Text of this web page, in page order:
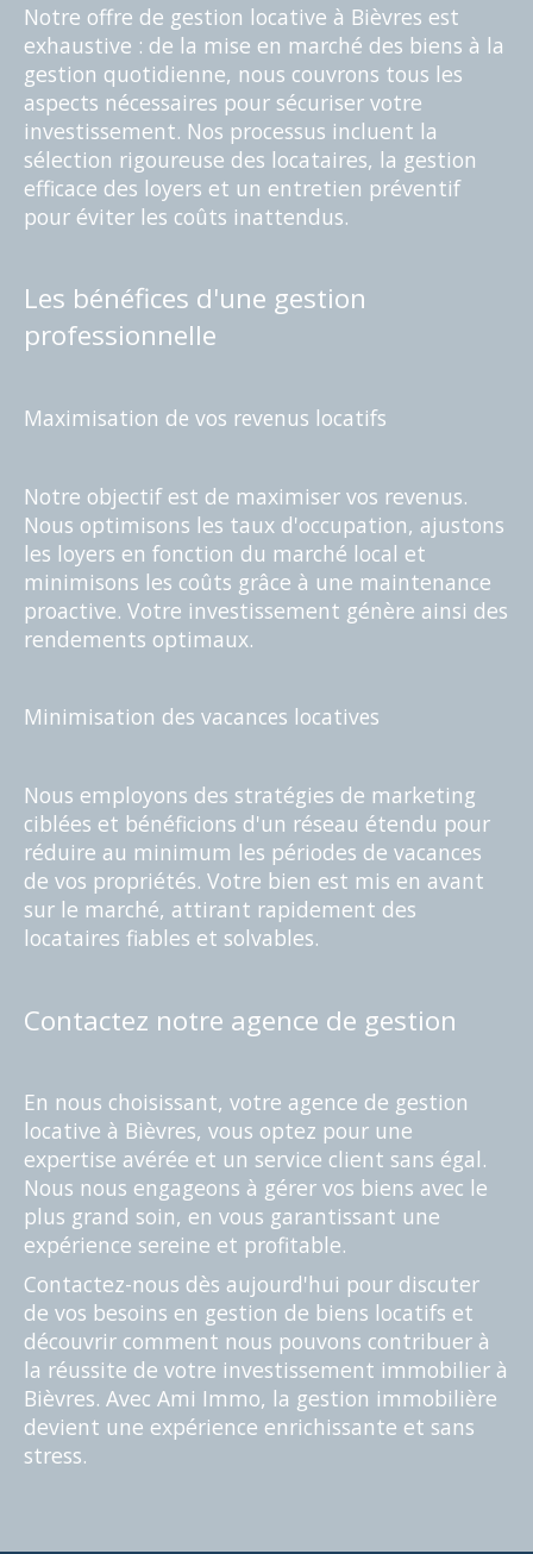
Notre offre de gestion locative à Bièvres est
exhaustive : de la mise en marché des biens à la
gestion quotidienne, nous couvrons tous les
aspects nécessaires pour sécuriser votre
investissement. Nos processus incluent la
sélection rigoureuse des locataires, la gestion
efficace des loyers et un entretien préventif
pour éviter les coûts inattendus.
Les bénéfices d'une gestion
professionnelle
Maximisation de vos revenus locatifs
Notre objectif est de maximiser vos revenus.
Nous optimisons les taux d'occupation, ajustons
les loyers en fonction du marché local et
minimisons les coûts grâce à une maintenance
proactive. Votre investissement génère ainsi des
rendements optimaux.
Minimisation des vacances locatives
Nous employons des stratégies de marketing
ciblées et bénéficions d'un réseau étendu pour
réduire au minimum les périodes de vacances
de vos propriétés. Votre bien est mis en avant
sur le marché, attirant rapidement des
locataires fiables et solvables.
Contactez notre agence de gestion
En nous choisissant, votre agence de gestion
locative à Bièvres, vous optez pour une
expertise avérée et un service client sans égal.
Nous nous engageons à gérer vos biens avec le
plus grand soin, en vous garantissant une
expérience sereine et profitable.
Contactez-nous dès aujourd'hui pour discuter
de vos besoins en gestion de biens locatifs et
découvrir comment nous pouvons contribuer à
la réussite de votre investissement immobilier à
Bièvres. Avec Ami Immo, la gestion immobilière
devient une expérience enrichissante et sans
stress.